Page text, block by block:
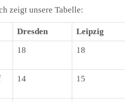
zeigt unsere Tabelle:
Dresden
Leipzig
18 18
14 15